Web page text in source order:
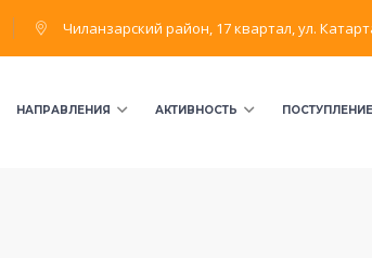
Чиланзарский район, 17 квартал, ул.
НАПРАВЛЕНИЯ АКТИВНОСТЬ ПОСТУПЛЕНИЕ